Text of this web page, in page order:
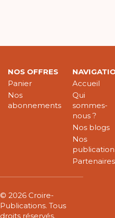
NOS OFFRES
Panier
Nos
abonnements
Accueil
Qui
sommes-
nous ?
Nos blogs
Nos
Partenaires
© 2026 Croire-
Publications. Tous
droits réservés.